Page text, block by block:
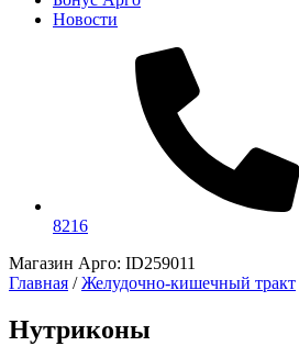
Новости
8216
Магазин Арго: ID259011
Главная /Желудочно-кишечный тракт
Нутриконы